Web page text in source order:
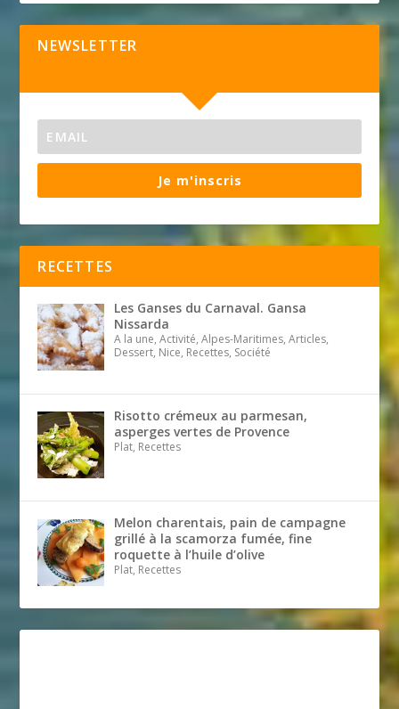
NEWSLETTER
Je m'inscris
RECETTES
Les Ganses du Carnaval. Gansa
Nissarda
A la une, Activité, Alpes-Maritimes, Articles,
Dessert, Nice, Recettes, Société
Risotto crémeux au parmesan,
asperges vertes de Provence
Plat, Recettes
Melon charentais, pain de campagne
grillé à la scamorza fumée, fine
roquette à l’huile d’olive
Plat, Recettes